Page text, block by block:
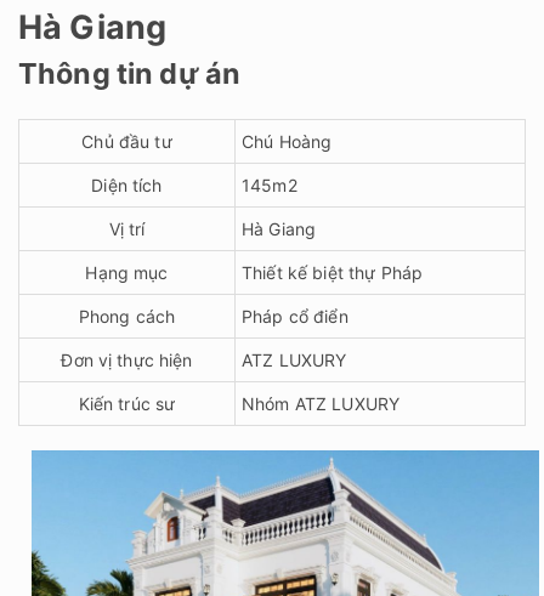
Hà Giang
Thông tin dự án
Chủ đầu tư Chú Hoàng
Diện tích 145m2
Vị trí Hà Giang
Hạng mục Thiết kế biệt thự Pháp
Phong cách Pháp cổ điển
Đơn vị thực hiện ATZ LUXURY
Kiến trúc sư Nhóm ATZ LUXURY